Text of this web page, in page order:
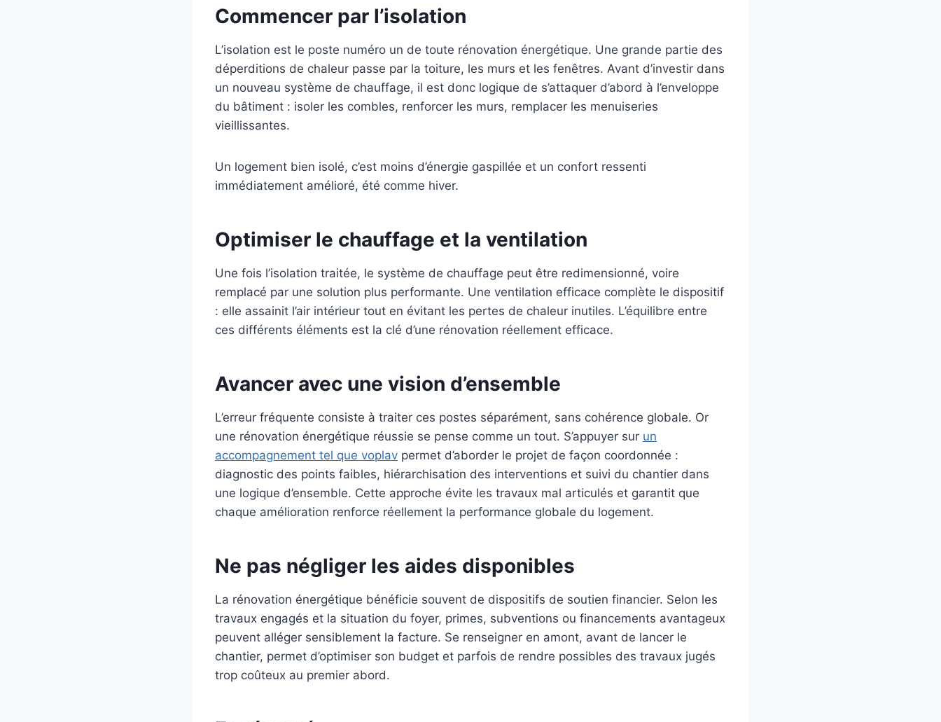
Commencer par l’isolation
L’isolation est le poste numéro un de toute rénovation énergétique. Une grande partie des
déperditions de chaleur passe par la toiture, les murs et les fenêtres. Avant d’investir dans
un nouveau système de chauffage, il est donc logique de s’attaquer d’abord à l’enveloppe
du bâtiment : isoler les combles, renforcer les murs, remplacer les menuiseries
vieillissantes.
Un logement bien isolé, c’est moins d’énergie gaspillée et un confort ressenti
immédiatement amélioré, été comme hiver.
Optimiser le chauffage et la ventilation
Une fois l’isolation traitée, le système de chauffage peut être redimensionné, voire
remplacé par une solution plus performante. Une ventilation efficace complète le dispositif
: elle assainit l’air intérieur tout en évitant les pertes de chaleur inutiles. L’équilibre entre
ces différents éléments est la clé d’une rénovation réellement efficace.
Avancer avec une vision d’ensemble
L’erreur fréquente consiste à traiter ces postes séparément, sans cohérence globale. Or
une rénovation énergétique réussie se pense comme un tout. S’appuyer sur un
accompagnement tel que voplav permet d’aborder le projet de façon coordonnée :
diagnostic des points faibles, hiérarchisation des interventions et suivi du chantier dans
une logique d’ensemble. Cette approche évite les travaux mal articulés et garantit que
chaque amélioration renforce réellement la performance globale du logement.
Ne pas négliger les aides disponibles
La rénovation énergétique bénéficie souvent de dispositifs de soutien financier. Selon les
travaux engagés et la situation du foyer, primes, subventions ou financements avantageux
peuvent alléger sensiblement la facture. Se renseigner en amont, avant de lancer le
chantier, permet d’optimiser son budget et parfois de rendre possibles des travaux jugés
trop coûteux au premier abord.